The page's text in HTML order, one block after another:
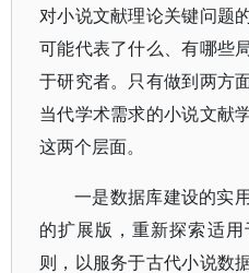
对小说文献理论关键问题
可能代表了什么、有哪些
于研究者。只有做到两方
当代学术需求的小说文献
这两个层面。
一是数据库建设的实
的扩展版，重新探索适
则，以 服务于古代小说数